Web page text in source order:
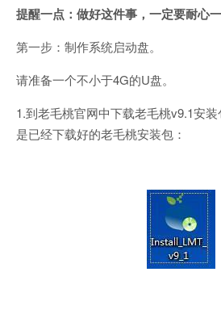
提醒一点：做好这件事，一定要耐心
第一步：制作系统启动盘。
请准备一个不小于4G的U盘。
1.到老毛桃官网中下载老毛桃v9.1安
是已经下载好的老毛桃安装包：